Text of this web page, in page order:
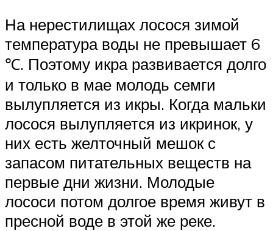
На нерестилищах лосося зимой
температура воды не превышает 6
℃. Поэтому икра развивается долго
и только в мае молодь семги
вылупляется из икры. Когда мальки
лосося вылупляется из икринок, у
них есть желточный мешок с
запасом питательных веществ на
первые дни жизни. Молодые
лососи потом долгое время живут в
пресной воде в этой же реке.